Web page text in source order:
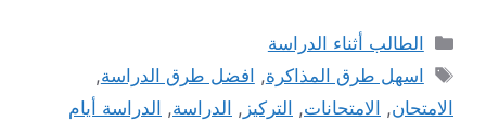
التصنيفات
الطالب أثناء الدراسة
الوسوم
اسهل طرق المذاكرة, افضل طرق الدراسة,
الامتحان, الامتحانات, التركيز , الدراسة, الدراسة أيام